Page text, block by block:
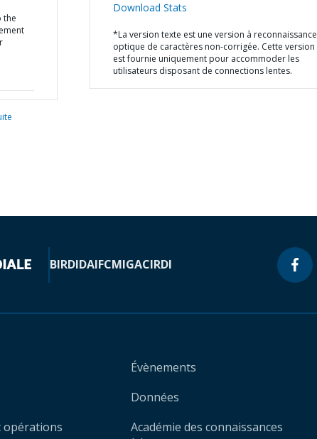
the
Download Stats
*La version texte est une version à reconnaissance
optique de caractères non-corrigée. Cette version
est fournie uniquement pour accommoder les
utilisateurs disposant de connections lentes.
BIRDIDAIFCMIGACIRDI
opérations
Évènements
Données
Académie des connaissances